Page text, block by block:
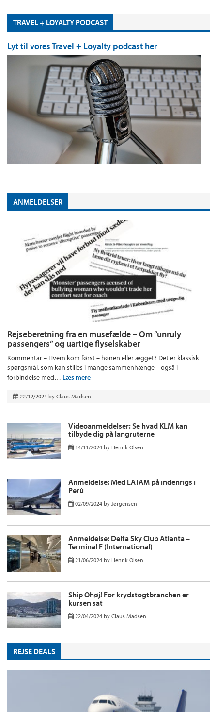
TRAVEL + LOYALTY PODCAST
Lyt til vores Travel + Loyalty podcast her
ANMELDELSER
Rejseberetning fra en musefælde – Om “unruly
passengers” og uartige flyselskaber
Kommentar – Hvem kom først – hønen eller ægget? Det er klassisk
spørgsmål, som kan stilles i mange sammenhænge – også i
forbindelse med… Læs mere
22/12/2024 by Claus Madsen
Videoanmeldelser: Se hvad KLM kan
tilbyde dig på langruterne
14/11/2024 by Henrik Olsen
Anmeldelse: Med LATAM på indenrigs i
Perú
02/09/2024 by Jørgensen
Anmeldelse: Delta Sky Club Atlanta –
Terminal F (International)
21/06/2024 by Henrik Olsen
Ship Ohøj! For krydstogtbranchen er
kursen sat
22/04/2024 by Claus Madsen
REJSE DEALS